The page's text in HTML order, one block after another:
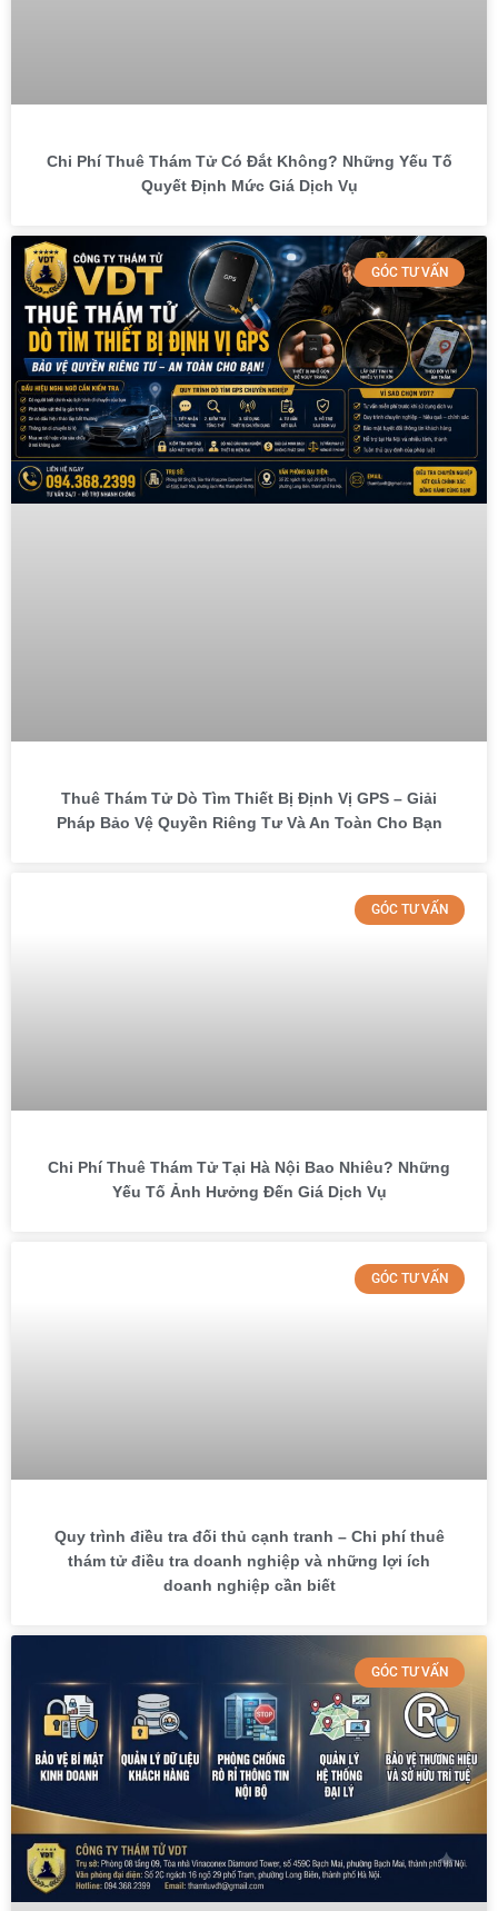
Chi Phí Thuê Thám Tử Có Đắt Không? Những Yếu Tố
Quyết Định Mức Giá Dịch Vụ
GÓC TƯ VẤN
Thuê Thám Tử Dò Tìm Thiết Bị Định Vị GPS – Giải
Pháp Bảo Vệ Quyền Riêng Tư Và An Toàn Cho Bạn
GÓC TƯ VẤN
Chi Phí Thuê Thám Tử Tại Hà Nội Bao Nhiêu? Những
Yếu Tố Ảnh Hưởng Đến Giá Dịch Vụ
GÓC TƯ VẤN
Quy trình điều tra đối thủ cạnh tranh – Chi phí thuê
thám tử điều tra doanh nghiệp và những lợi ích
doanh nghiệp cần biết
GÓC TƯ VẤN